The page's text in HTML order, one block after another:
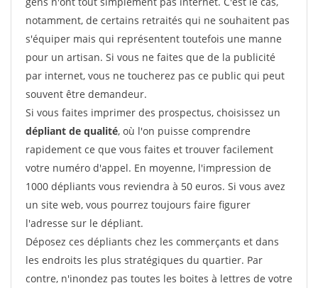
notamment, de certains retraités qui ne souhaitent pas
s'équiper mais qui représentent toutefois une manne
pour un artisan. Si vous ne faites que de la publicité
par internet, vous ne toucherez pas ce public qui peut
souvent être demandeur.
Si vous faites imprimer des prospectus, choisissez un
dépliant de qualité, où l'on puisse comprendre
rapidement ce que vous faites et trouver facilement
votre numéro d'appel. En moyenne, l'impression de
1000 dépliants vous reviendra à 50 euros. Si vous avez
un site web, vous pourrez toujours faire figurer
l'adresse sur le dépliant.
Déposez ces dépliants chez les commerçants et dans
les endroits les plus stratégiques du quartier. Par
contre, n'inondez pas toutes les boites à lettres de votre